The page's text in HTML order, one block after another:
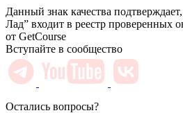
Данный знак качества
Лад” входит в реестр проверенных
от GetCourse
Вступайте в сообщество
Остались вопросы?